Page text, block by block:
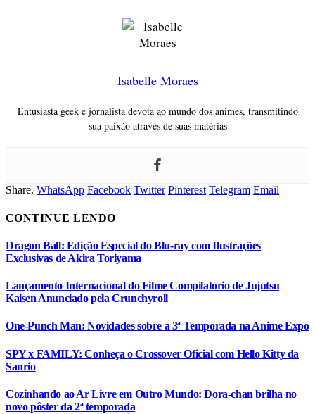
Isabelle Moraes
Entusiasta geek e jornalista devota ao mundo dos animes, transmitindo
sua paixão através de suas matérias
Share. WhatsApp Facebook Twitter Pinterest Telegram Email
CONTINUE LENDO
Dragon Ball: Edição Especial do Blu-ray com Ilustrações
Exclusivas de Akira Toriyama
Lançamento Internacional do Filme Compilatório de Jujutsu
Kaisen Anunciado pela Crunchyroll
One-Punch Man: Novidades sobre a 3ª Temporada na Anime Expo
SPY x FAMILY: Conheça o Crossover Oficial com Hello Kitty da
Sanrio
Cozinhando ao Ar Livre em Outro Mundo: Dora-chan brilha no
novo pôster da 2ª temporada